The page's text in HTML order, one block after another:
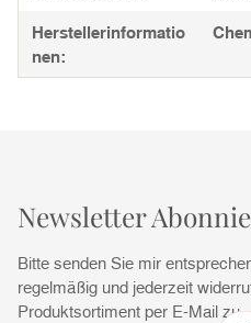
Herstellerinformatio
nen:
Newsletter
Bitte senden Sie mir
regelmäßig und jederzeit
Produktsortiment per E-Mail zu.